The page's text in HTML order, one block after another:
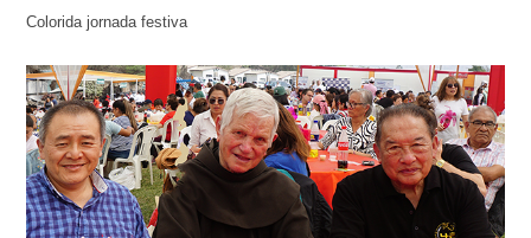
Colorida jornada festiva